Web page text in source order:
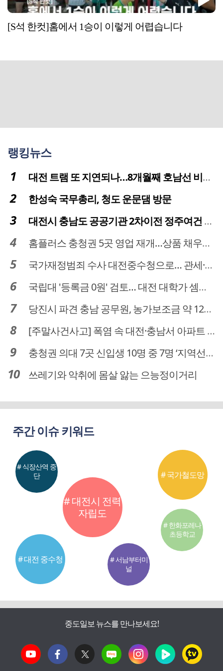
[S석 한컷]홈에서 1승이 이렇게 어렵습니다
랭킹뉴스
대전 트램 또 지연되나…8개월째 호남선 비개착공사 시공사 선정 난항
한성숙 국무총리, 청도 운문댐 방문
대전시 충남도 공공기관 2차이전 정주여건 확보 시급
홈플러스 충청권 5곳 영업 재개…상품 채우기 ‘속도전’
국가재정범죄 수사 대전중수청으로… 관세·국세 수사 전문인력 주목
국립대 '등록금 0원' 검토… 대전 대학가 셈법 복잡
당진시 파견 충남 공무원, 농가보조금 약 12억 원 횡령…충남도, "엄정 조치할 것"
[주말사건사고] 폭염 속 대전·충남서 아파트 화재·정전 잇따라…주민 대피·불편
충청권 의대 7곳 신입생 10명 중 7명 ‘지역선발’… 대전도 69.7%
쓰레기와 악취에 몸살 앓는 으능정이거리
주간 이슈 키워드
# 대전시 전력
자립도
# 대전 중수청
# 국가철도망
# 식장산역 중
단
# 서남부터미
널
# 한화포레나
초등학교
중도일보 뉴스를 만나보세요!